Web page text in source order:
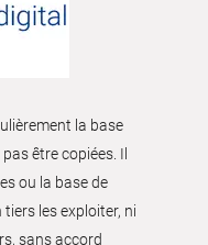
la base
être copiées. Il
ou la base de
les exploiter, ni
sans accord